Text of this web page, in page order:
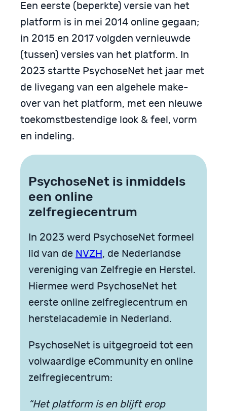
Een eerste (beperkte) versie van het
platform is in mei 2014 online gegaan;
in 2015 en 2017 volgden vernieuwde
(tussen) versies van het platform. In
2023 startte PsychoseNet het jaar met
de livegang van een algehele make-
over van het platform, met een nieuwe
toekomstbestendige look & feel, vorm
en indeling.
PsychoseNet is inmiddels
een online
zelfregiecentrum
In 2023 werd PsychoseNet formeel
lid van de NVZH , de Nederlandse
vereniging van Zelfregie en Herstel.
Hiermee werd PsychoseNet het
eerste online zelfregiecentrum en
herstelacademie in Nederland.
PsychoseNet is uitgegroeid tot een
volwaardige eCommunity en online
zelfregiecentrum:
“Het platform is en blijft erop